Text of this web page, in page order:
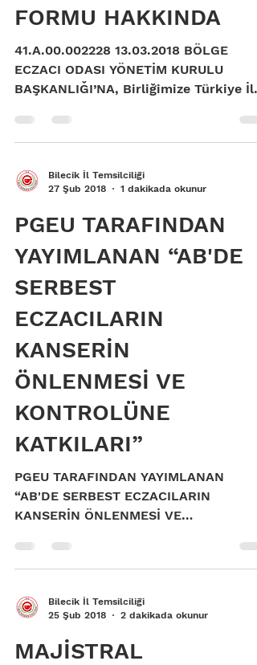
FORMU HAKKINDA
41.A.00.002228 13.03.2018 BÖLGE
ECZACI ODASI YÖNETİM KURULU
BAŞKANLIĞI’NA, Birliğimize Türkiye
Bilecik İl Temsilciliği
27 Şub 2018
1 dakikada okunur
PGEU TARAFINDAN
YAYIMLANAN “AB'DE
SERBEST
ECZACILARIN
KANSERİN
ÖNLENMESİ VE
KONTROLÜNE
KATKILARI”
PGEU TARAFINDAN YAYIMLANAN
“AB'DE SERBEST ECZACILARIN
KANSERİN ÖNLENMESİ VE
HAKKINDA Avrupa Birliği...
Bilecik İl Temsilciliği
25 Şub 2018
2 dakikada okunur
MAJİSTRAL